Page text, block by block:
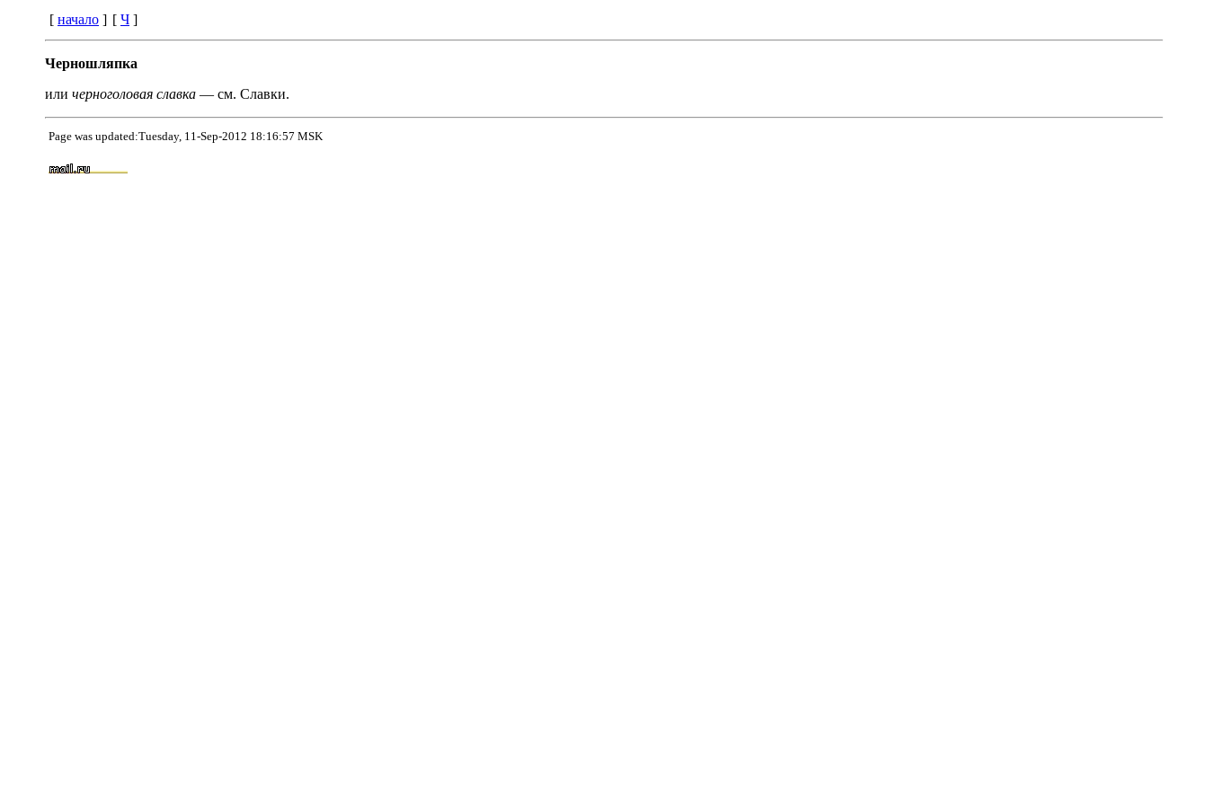
[ начало ] [ Ч ]
Черношляпка
или черноголовая славка — см. Славки.
Page was updated:Tuesday, 11-Sep-2012 18:16:57 MSK